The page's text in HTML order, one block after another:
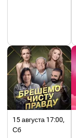
15 августа 17:00,
Сб